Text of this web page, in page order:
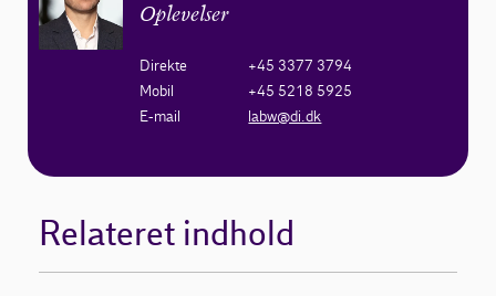
Oplevelser
Direkte
+45 3377 3794
Mobil
+45 5218 5925
E-mail
labw@di.dk
Relateret indhold